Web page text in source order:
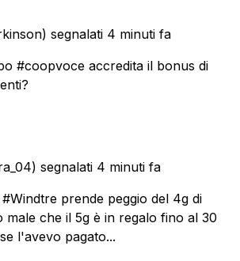
segnalati 4 minuti fa
#coopvoce accredita il bonus di
segnalati 4 minuti fa
prende peggio del 4g di
male che il 5g è in regalo fino al 30
l'avevo pagato...